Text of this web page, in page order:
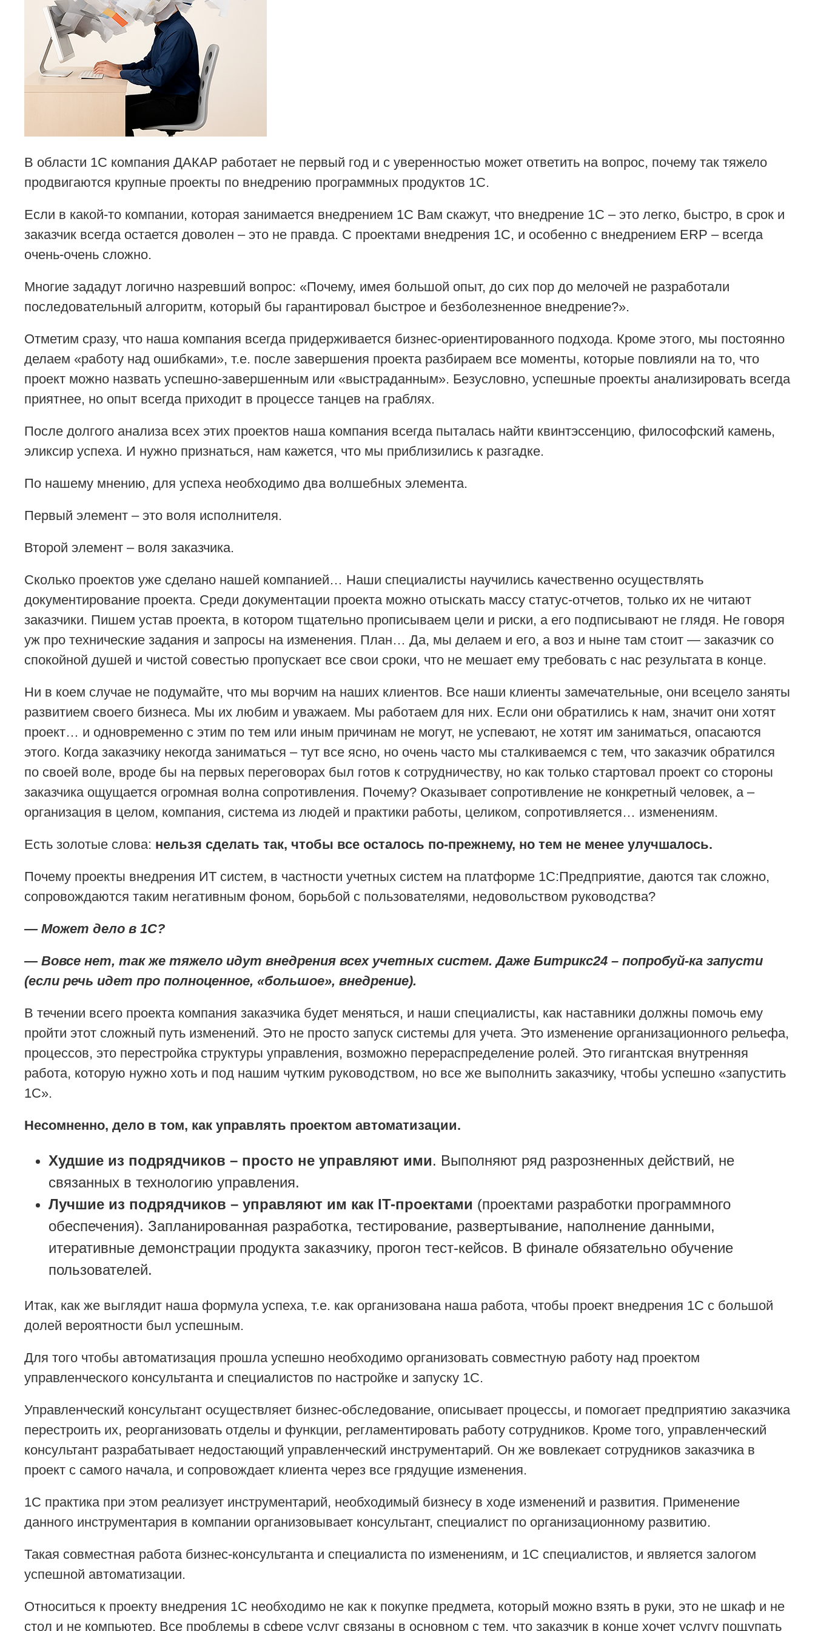
В области 1С компания ДАКАР работает не первый год и с уверенностью может ответить на вопрос, почему так тяжело
продвигаются крупные проекты по внедрению программных продуктов 1С.
Если в какой-то компании, которая занимается внедрением 1С Вам скажут, что внедрение 1С – это легко, быстро, в срок и
заказчик всегда остается доволен – это не правда. С проектами внедрения 1С, и особенно с внедрением ERP – всегда
очень-очень сложно.
Многие зададут логично назревший вопрос: «Почему, имея большой опыт, до сих пор до мелочей не разработали
последовательный алгоритм, который бы гарантировал быстрое и безболезненное внедрение?».
Отметим сразу, что наша компания всегда придерживается бизнес-ориентированного подхода. Кроме этого, мы постоянно
делаем «работу над ошибками», т.е. после завершения проекта разбираем все моменты, которые повлияли на то, что
проект можно назвать успешно-завершенным или «выстраданным». Безусловно, успешные проекты анализировать всегда
приятнее, но опыт всегда приходит в процессе танцев на граблях.
После долгого анализа всех этих проектов наша компания всегда пыталась найти квинтэссенцию, философский камень,
эликсир успеха. И нужно признаться, нам кажется, что мы приблизились к разгадке.
По нашему мнению, для успеха необходимо два волшебных элемента.
Первый элемент – это воля исполнителя.
Второй элемент – воля заказчика.
Сколько проектов уже сделано нашей компанией… Наши специалисты научились качественно осуществлять
документирование проекта. Среди документации проекта можно отыскать массу статус-отчетов, только их не читают
заказчики. Пишем устав проекта, в котором тщательно прописываем цели и риски, а его подписывают не глядя. Не говоря
уж про технические задания и запросы на изменения. План… Да, мы делаем и его, а воз и ныне там стоит — заказчик со
спокойной душей и чистой совестью пропускает все свои сроки, что не мешает ему требовать с нас результата в конце.
Ни в коем случае не подумайте, что мы ворчим на наших клиентов. Все наши клиенты замечательные, они всецело заняты
развитием своего бизнеса. Мы их любим и уважаем. Мы работаем для них. Если они обратились к нам, значит они хотят
проект… и одновременно с этим по тем или иным причинам не могут, не успевают, не хотят им заниматься, опасаются
этого. Когда заказчику некогда заниматься – тут все ясно, но очень часто мы сталкиваемся с тем, что заказчик обратился
по своей воле, вроде бы на первых переговорах был готов к сотрудничеству, но как только стартовал проект со стороны
заказчика ощущается огромная волна сопротивления. Почему? Оказывает сопротивление не конкретный человек, а –
организация в целом, компания, система из людей и практики работы, целиком, сопротивляется… изменениям.
Есть золотые слова: нельзя сделать так, чтобы все осталось по-прежнему, но тем не менее улучшалось.
Почему проекты внедрения ИТ систем, в частности учетных систем на платформе 1С:Предприятие, даются так сложно,
сопровождаются таким негативным фоном, борьбой с пользователями, недовольством руководства?
— Может дело в 1С?
— Вовсе нет, так же тяжело идут внедрения всех учетных систем. Даже Битрикс24 – попробуй-ка запусти
(если речь идет про полноценное, «большое», внедрение).
В течении всего проекта компания заказчика будет меняться, и наши специалисты, как наставники должны помочь ему
пройти этот сложный путь изменений. Это не просто запуск системы для учета. Это изменение организационного рельефа,
процессов, это перестройка структуры управления, возможно перераспределение ролей. Это гигантская внутренняя
работа, которую нужно хоть и под нашим чутким руководством, но все же выполнить заказчику, чтобы успешно «запустить
1С».
Несомненно, дело в том, как управлять проектом автоматизации.
Худшие из подрядчиков – просто не управляют ими. Выполняют ряд разрозненных действий, не
связанных в технологию управления.
Лучшие из подрядчиков – управляют им как IT-проектами (проектами разработки программного
обеспечения). Запланированная разработка, тестирование, развертывание, наполнение данными,
итеративные демонстрации продукта заказчику, прогон тест-кейсов. В финале обязательно обучение
пользователей.
Итак, как же выглядит наша формула успеха, т.е. как организована наша работа, чтобы проект внедрения 1С с большой
долей вероятности был успешным.
Для того чтобы автоматизация прошла успешно необходимо организовать совместную работу над проектом
управленческого консультанта и специалистов по настройке и запуску 1С.
Управленческий консультант осуществляет бизнес-обследование, описывает процессы, и помогает предприятию заказчика
перестроить их, реорганизовать отделы и функции, регламентировать работу сотрудников. Кроме того, управленческий
консультант разрабатывает недостающий управленческий инструментарий. Он же вовлекает сотрудников заказчика в
проект с самого начала, и сопровождает клиента через все грядущие изменения.
1С практика при этом реализует инструментарий, необходимый бизнесу в ходе изменений и развития. Применение
данного инструментария в компании организовывает консультант, специалист по организационному развитию.
Такая совместная работа бизнес-консультанта и специалиста по изменениям, и 1С специалистов, и является залогом
успешной автоматизации.
Относиться к проекту внедрения 1С необходимо не как к покупке предмета, который можно взять в руки, это не шкаф и не
стол и не компьютер. Все проблемы в сфере услуг связаны в основном с тем, что заказчик в конце хочет услугу пощупать